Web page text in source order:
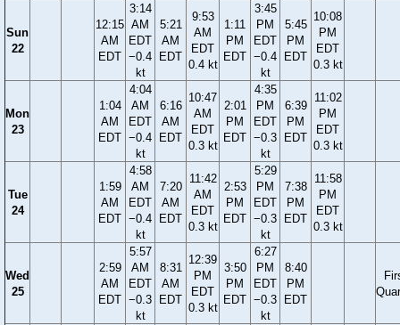
Sun
22
12:15
AM
EDT
3:14
AM
EDT
−0.4
kt
5:21
AM
EDT
9:53
AM
EDT
0.4 kt
1:11
PM
EDT
3:45
PM
EDT
−0.4
kt
5:45
PM
EDT
10:08
PM
EDT
0.3 kt
Mon
23
1:04
AM
EDT
4:04
AM
EDT
−0.4
kt
6:16
AM
EDT
10:47
AM
EDT
0.3 kt
2:01
PM
EDT
4:35
PM
EDT
−0.3
kt
6:39
PM
EDT
11:02
PM
EDT
0.3 kt
Tue
24
1:59
AM
EDT
4:58
AM
EDT
−0.4
kt
7:20
AM
EDT
11:42
AM
EDT
0.3 kt
2:53
PM
EDT
5:29
PM
EDT
−0.3
kt
7:38
PM
EDT
11:58
PM
EDT
0.3 kt
Wed
25
2:59
AM
EDT
5:57
AM
EDT
−0.3
kt
8:31
AM
EDT
12:39
PM
EDT
0.3 kt
3:50
PM
EDT
6:27
PM
EDT
−0.3
kt
8:40
PM
EDT